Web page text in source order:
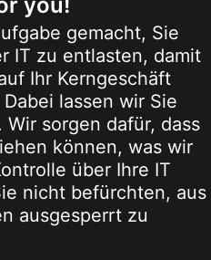
gemacht, Sie
IT zu entlasten, damit
Ihr Kerngeschäft
lassen wir Sie
sorgen dafür, dass
können, was wir
über Ihre IT
nicht befürchten, aus
ausgesperrt zu